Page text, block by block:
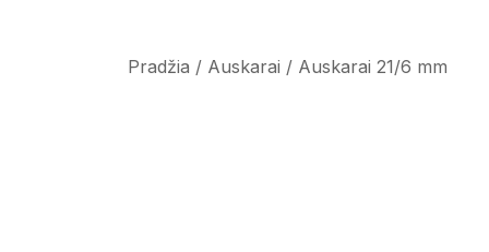
Pradžia / Auskarai / Auskarai 21/6 mm